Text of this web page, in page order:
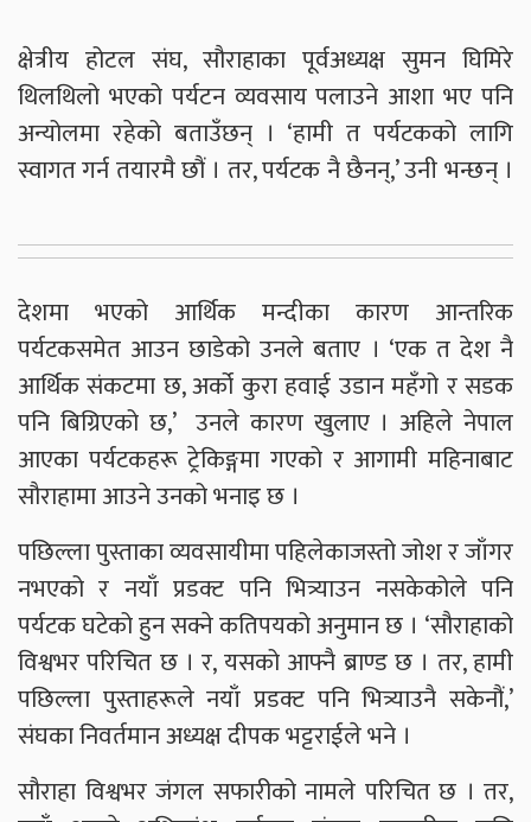
क्षेत्रीय होटल संघ, सौराहाका पूर्वअध्यक्ष सुमन घिमिरे
थिलथिलो भएको पर्यटन व्यवसाय पलाउने आशा भए पनि
अन्योलमा रहेको बताउँछन् । ‘हामी त पर्यटकको लागि
स्वागत गर्न तयारमै छौं । तर, पर्यटक नै छैनन्,’ उनी भन्छन् ।
देशमा भएको आर्थिक मन्दीका कारण आन्तरिक
पर्यटकसमेत आउन छाडेको उनले बताए । ‘एक त देश नै
आर्थिक संकटमा छ, अर्को कुरा हवाई उडान महँगो र सडक
पनि बिग्रिएको छ,’ उनले कारण खुलाए । अहिले नेपाल
आएका पर्यटकहरू ट्रेकिङ्गमा गएको र आगामी महिनाबाट
सौराहामा आउने उनको भनाइ छ ।
पछिल्ला पुस्ताका व्यवसायीमा पहिलेकाजस्तो जोश र जाँगर
नभएको र नयाँ प्रडक्ट पनि भित्र्याउन नसकेकोले पनि
पर्यटक घटेको हुन सक्ने कतिपयको अनुमान छ । ‘सौराहाको
विश्वभर परिचित छ । र, यसको आफ्नै ब्राण्ड छ । तर, हामी
पछिल्ला पुस्ताहरूले नयाँ प्रडक्ट पनि भित्र्याउनै सकेनौं,’
संघका निवर्तमान अध्यक्ष दीपक भट्टराईले भने ।
सौराहा विश्वभर जंगल सफारीको नामले परिचित छ । तर,